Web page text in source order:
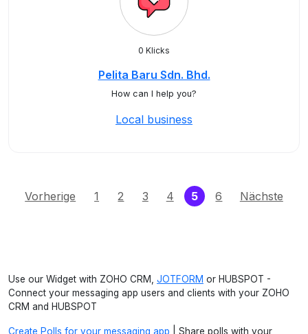
0 Klicks
Pelita Baru Sdn. Bhd.
How can I help you?
Local business
Vorherige 1 2 3 4 5(current)
6 Nächste
Use our Widget with ZOHO CRM, JOTFORM or HUBSPOT -
Connect your messaging app users and clients with your ZOHO
CRM and HUBSPOT
Create Polls for your messaging app | Share polls with your